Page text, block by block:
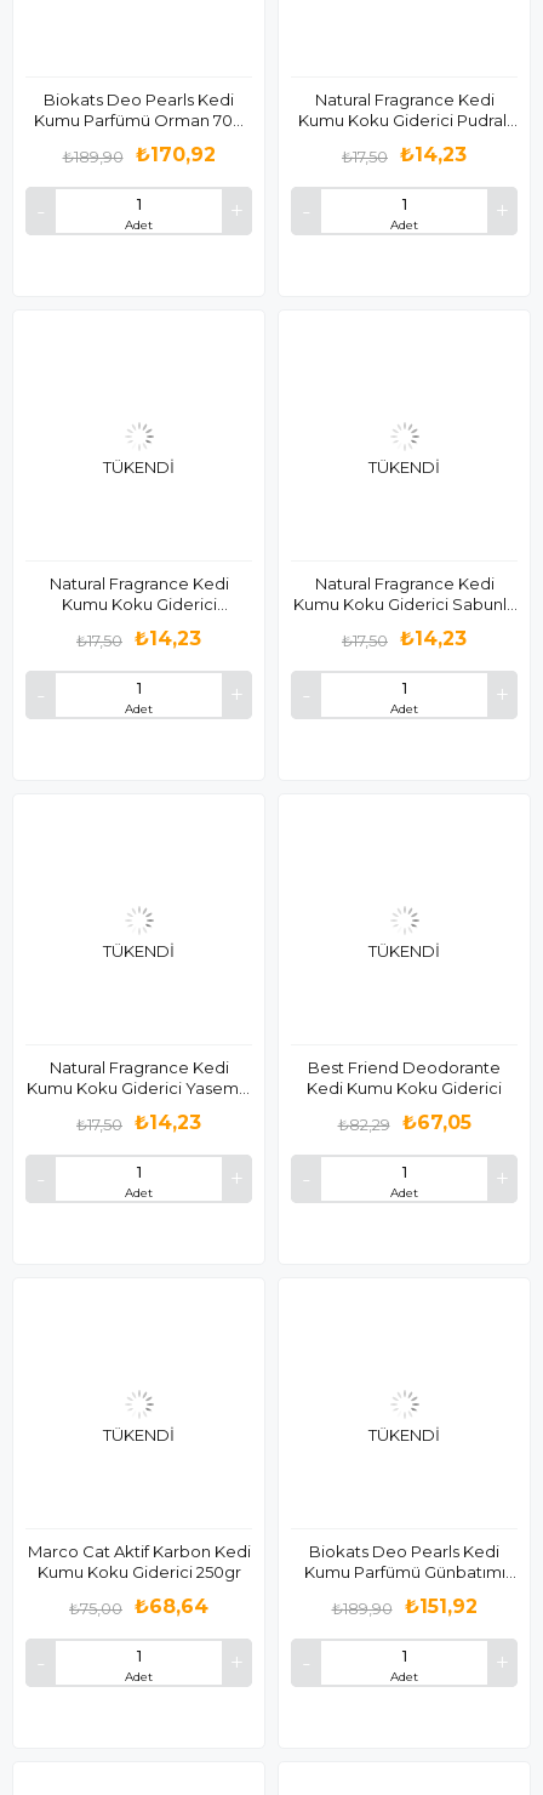
Biokats Deo Pearls Kedi
Kumu Parfümü Orman 700
Adet
₺170,92
₺189,90
Natural Fragrance Kedi
Kumu Koku Giderici Pudralı
Adet
₺14,23
₺17,50
TÜKENDI
Natural Fragrance Kedi
Kumu Koku Giderici
Adet
₺14,23
₺17,50
TÜKENDI
Natural Fragrance Kedi
Kumu Koku Giderici Sabunlu
Adet
₺14,23
₺17,50
TÜKENDI
Natural Fragrance Kedi
Kumu Koku Giderici Yasemin
Adet
₺14,23
₺17,50
TÜKENDI
Best Friend Deodorante
Kedi Kumu Koku Giderici
Adet
₺67,05
₺82,29
TÜKENDI
Marco Cat Aktif Karbon Kedi
Kumu Koku Giderici 250gr
Adet
₺68,64
₺75,00
TÜKENDI
Biokats Deo Pearls Kedi
Kumu Parfümü Günbatımı
Adet
₺151,92
₺189,90